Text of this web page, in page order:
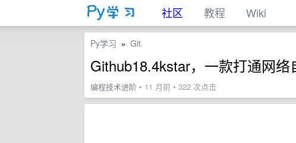
社区 教程 Wiki
Py学习 » Git
Github18.4kstar，一款打通网络
编程技术进阶 • 11 月前 • 322 次点击